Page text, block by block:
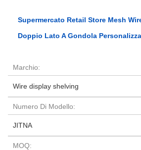
Supermercato Retail Store Mesh
Doppio Lato A Gondola
Marchio:
Wire display shelving
Numero Di Modello:
JITNA
MOQ: